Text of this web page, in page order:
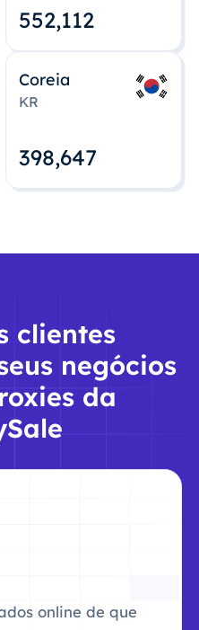
552,112
Coreia
KR
398,648
clientes
negócios
da
online de que